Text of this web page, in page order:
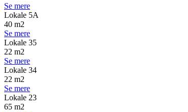
Se mere
Lokale 5A
40 m2
Se mere
Lokale 35
22 m2
Se mere
Lokale 34
22 m2
Se mere
Lokale 23
65 m2